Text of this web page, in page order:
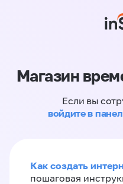
Магазин
Если вы
войдите в
Как создать
пошаговая